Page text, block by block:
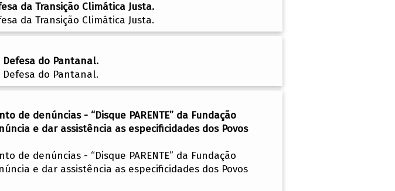
da Transição Climática Justa.
da Transição Climática Justa.
do Pantanal.
do Pantanal.
de denúncias - “Disque PARENTE” da Fundação
e dar assistência as especificidades dos Povos
de denúncias - “Disque PARENTE” da Fundação
e dar assistência as especificidades dos Povos